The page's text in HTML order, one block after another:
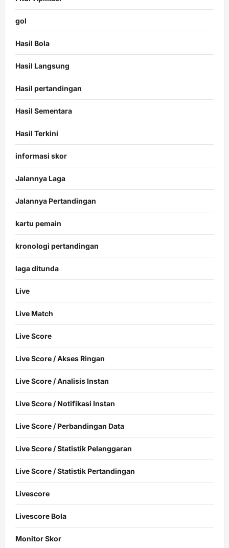
gol
Hasil Bola
Hasil Langsung
Hasil pertandingan
Hasil Sementara
Hasil Terkini
informasi skor
Jalannya Laga
Jalannya Pertandingan
kartu pemain
kronologi pertandingan
laga ditunda
Live
Live Match
Live Score
Live Score / Akses Ringan
Live Score / Analisis Instan
Live Score / Notifikasi Instan
Live Score / Perbandingan Data
Live Score / Statistik Pelanggaran
Live Score / Statistik Pertandingan
Livescore
Livescore Bola
Monitor Skor